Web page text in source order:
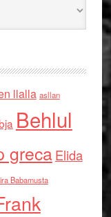
llalla asllan
Behlul
grecaElida
Babamusta